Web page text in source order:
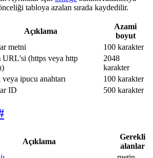
tabloya azalan sırada kaydedilir.
Açıklama
Azami
boyut
metni
100 karakter
URL'si (https veya http
2048
karakter
veya ipucu anahtarı
100 karakter
ID 500 karakter
Açıklama
Gerekli
alanlar